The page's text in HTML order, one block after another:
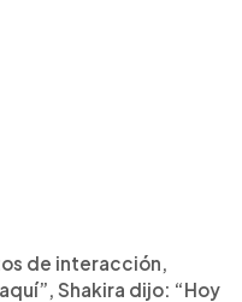
de interacción,
Shakira dijo: “Hoy